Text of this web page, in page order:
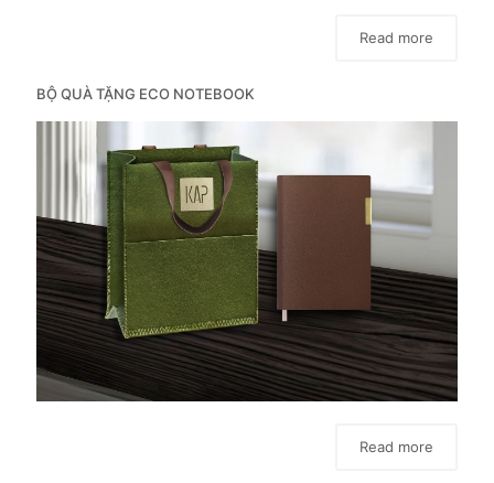
Read more
BỘ QUÀ TẶNG ECO NOTEBOOK
Read more